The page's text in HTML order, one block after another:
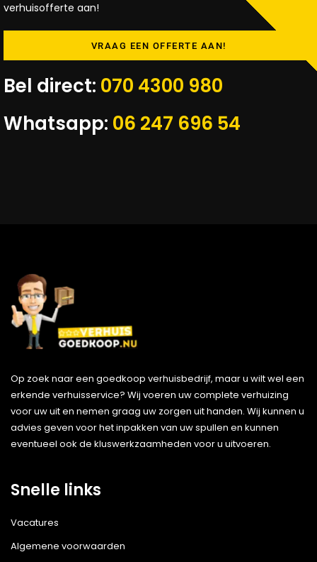
verhuisofferte aan!
VRAAG EEN OFFERTE AAN!
Bel direct: 070 4300 980
Whatsapp: 06 247 696 54
Op zoek naar een goedkoop verhuisbedrijf, maar u wilt wel een
erkende verhuisservice? Wij voeren uw complete verhuizing
voor uw uit en nemen graag uw zorgen uit handen. Wij kunnen u
advies geven voor het inpakken van uw spullen en kunnen
eventueel ook de kluswerkzaamheden voor u uitvoeren.
Snelle links
Vacatures
Algemene voorwaarden